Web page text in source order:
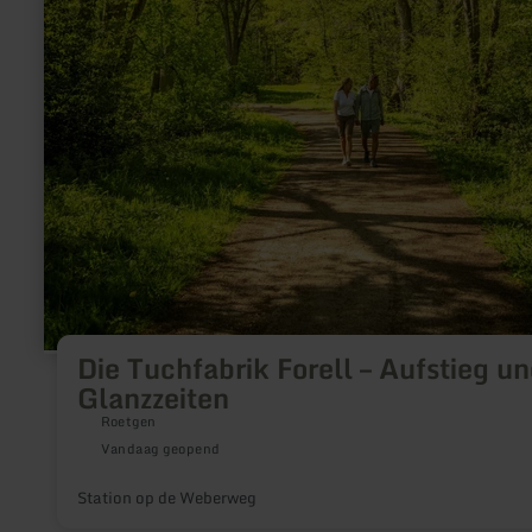
Die Tuchfabrik Forell – Aufstieg
Glanzzeiten
Roetgen
Vandaag geopend
Station op de Weberweg